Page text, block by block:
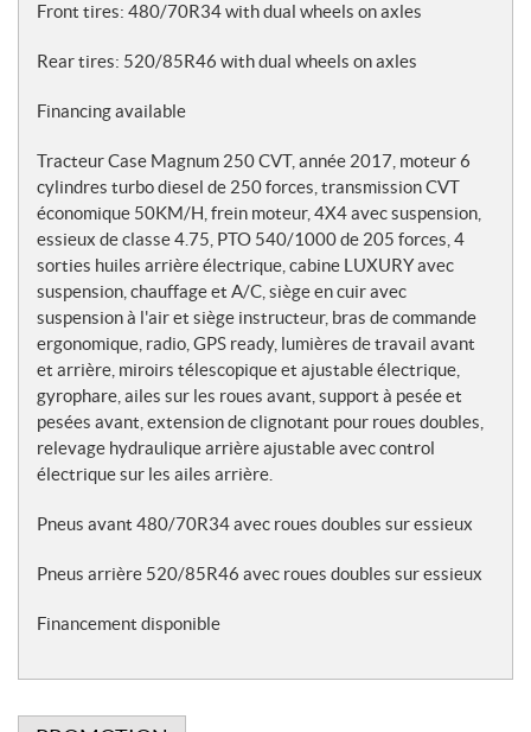
Front tires: 480/70R34 with dual wheels on axles
Rear tires: 520/85R46 with dual wheels on axles
Financing available
Tracteur Case Magnum 250 CVT, année 2017, moteur 6
cylindres turbo diesel de 250 forces, transmission CVT
économique 50KM/H, frein moteur, 4X4 avec suspension,
essieux de classe 4.75, PTO 540/1000 de 205 forces, 4
sorties huiles arrière électrique, cabine LUXURY avec
suspension, chauffage et A/C, siège en cuir avec
suspension à l'air et siège instructeur, bras de commande
ergonomique, radio, GPS ready, lumières de travail avant
et arrière, miroirs télescopique et ajustable électrique,
gyrophare, ailes sur les roues avant, support à pesée et
pesées avant, extension de clignotant pour roues doubles,
relevage hydraulique arrière ajustable avec control
électrique sur les ailes arrière.
Pneus avant 480/70R34 avec roues doubles sur essieux
Pneus arrière 520/85R46 avec roues doubles sur essieux
Financement disponible